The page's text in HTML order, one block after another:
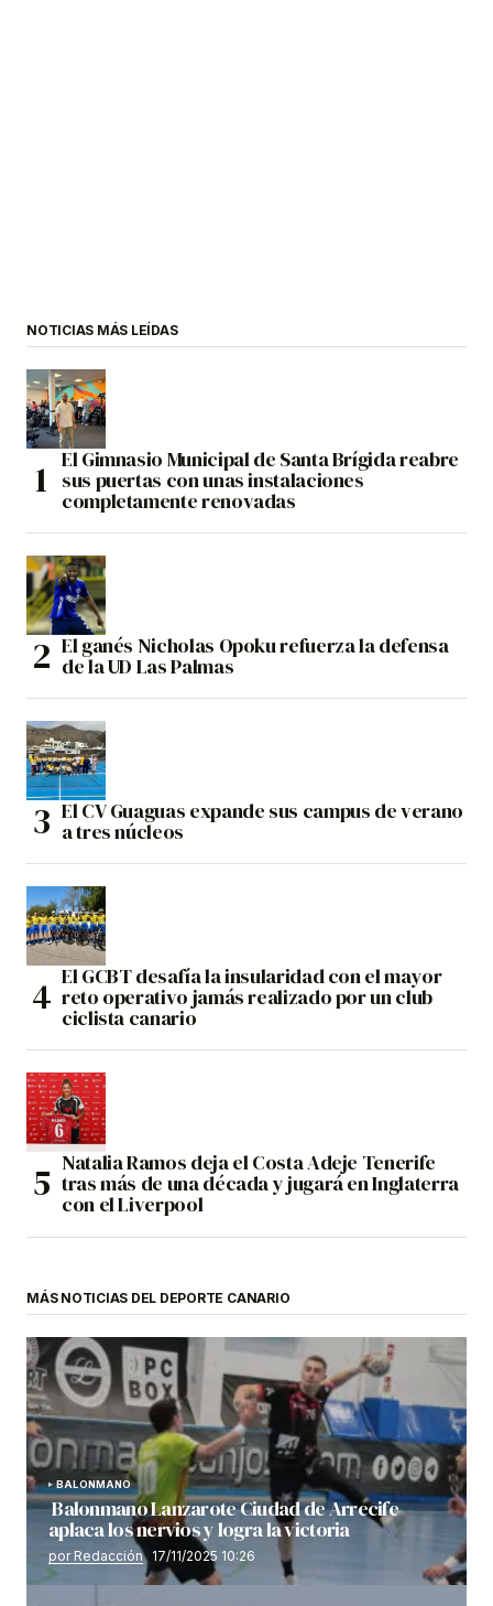
NOTICIAS MÁS LEÍDAS
El Gimnasio Municipal de Santa Brígida reabre
sus puertas con unas instalaciones
completamente renovadas
El ganés Nicholas Opoku refuerza la defensa
de la UD Las Palmas
El CV Guaguas expande sus campus de verano
a tres núcleos
El GCBT desafía la insularidad con el mayor
reto operativo jamás realizado por un club
ciclista canario
Natalia Ramos deja el Costa Adeje Tenerife
tras más de una década y jugará en Inglaterra
con el Liverpool
MÁS NOTICIAS DEL DEPORTE CANARIO
BALONMANO
Balonmano Lanzarote Ciudad de Arrecife
aplaca los nervios y logra la victoria
por Redacción 17/11/2025 10:26